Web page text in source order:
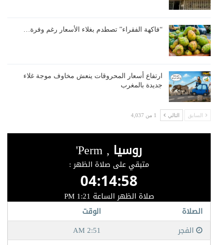
“فاكهة الفقراء” تصطدم بغلاء الأسعار رغم وفرة…
ارتفاع أسعار المحروقات ينعش مخاوف موجة غلاء
جديدة بالمغرب
السابق التالي 1 من 4,037